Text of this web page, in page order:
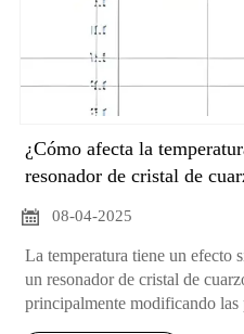
¿Cómo afecta la
resonador de cristal de

08-04-2025
La temperatura tiene un efecto
un resonador de cristal de
principalmente modificando las